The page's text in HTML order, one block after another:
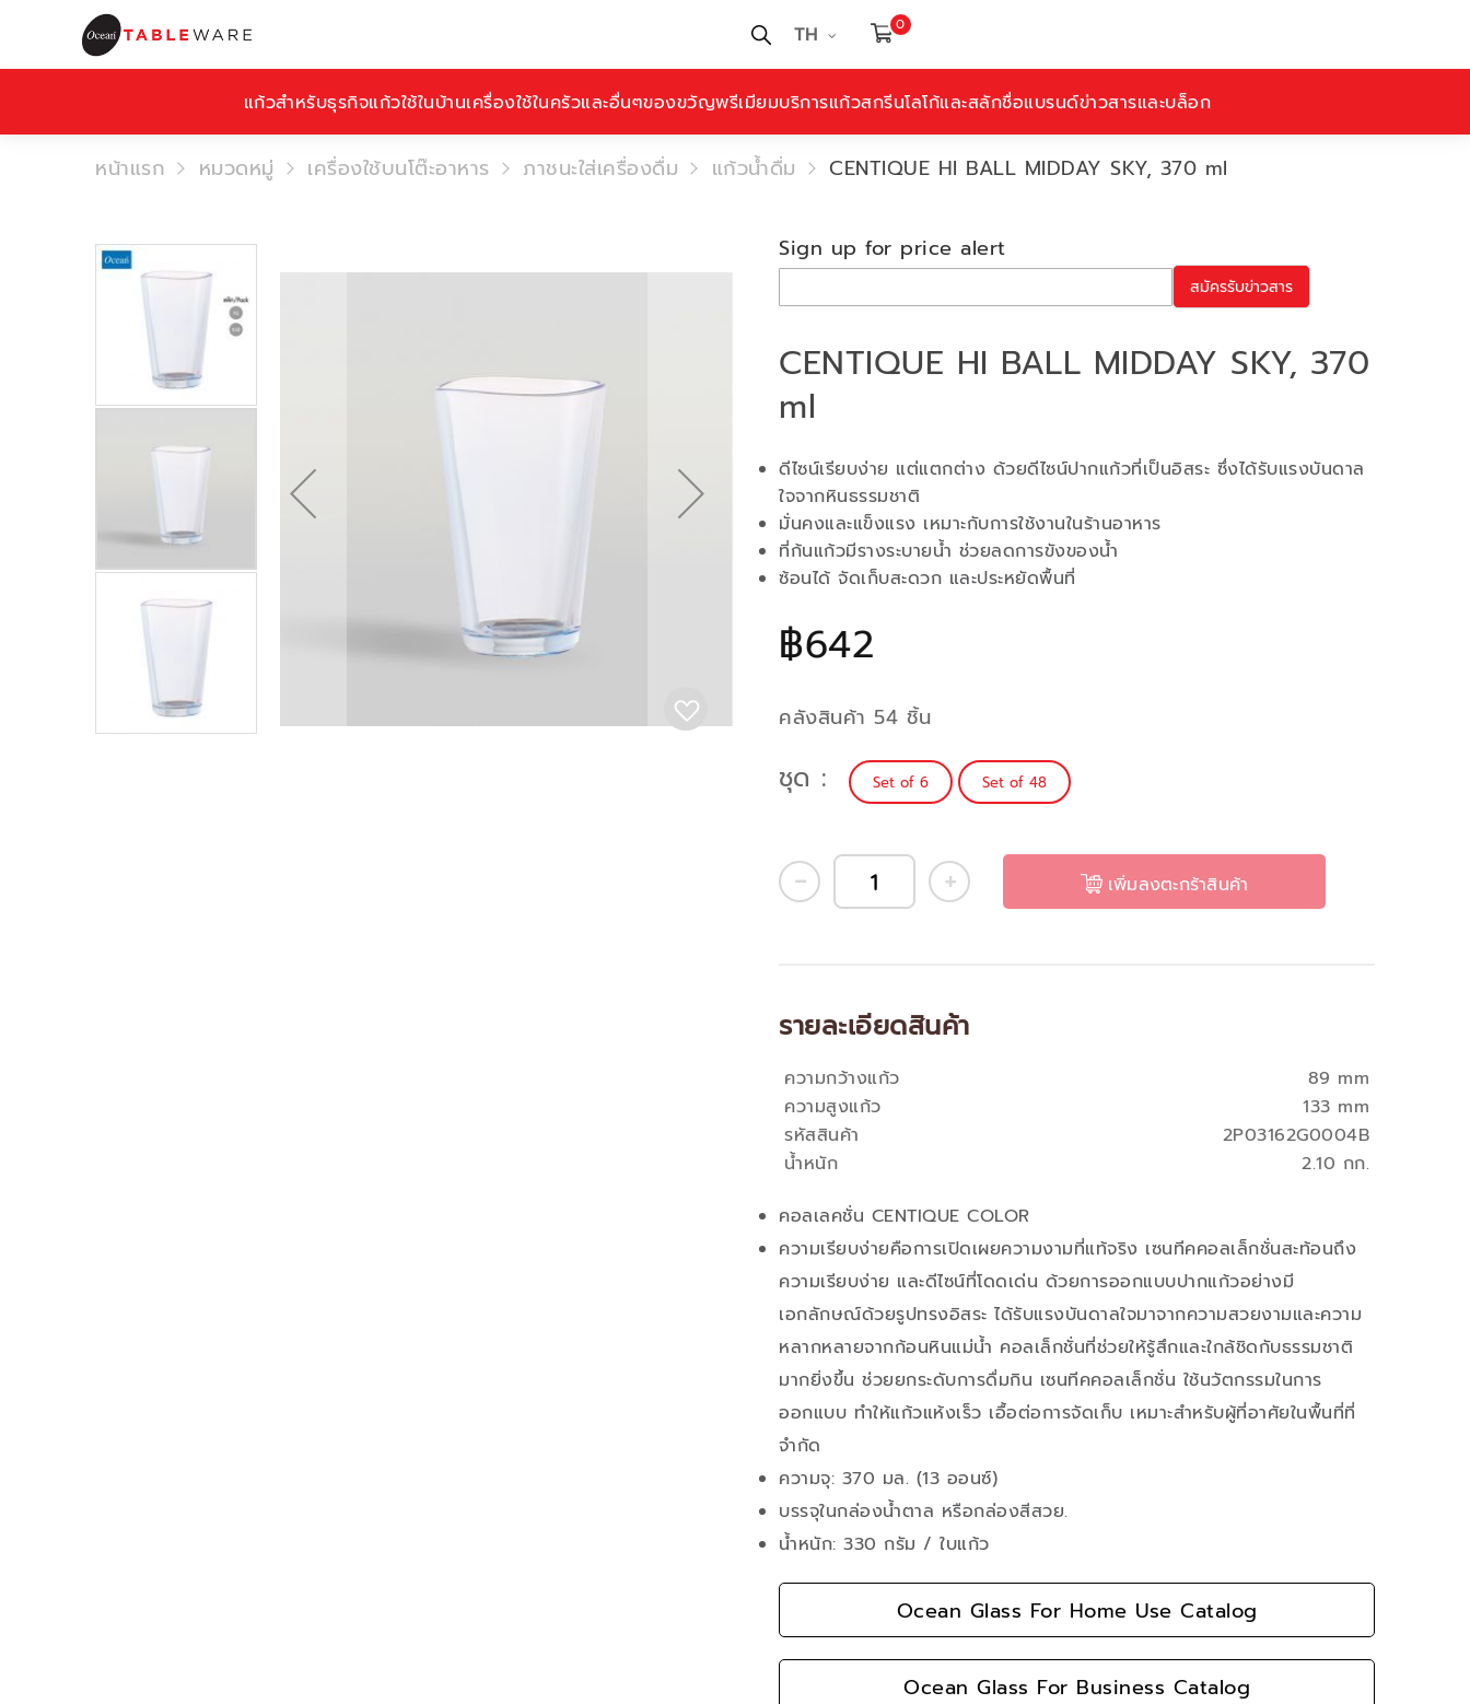
TH 0
แก้วสำหรับธุรกิจแก้วใช้ในบ้านเครื่องใช้ในครัวและอื่นๆของขวัญพรีเมียมบริการแก้วสกรีนโลโก้และสลักชื่อแบรนด์ข่าวสารและบล็อก
หน้าแรก หมวดหมู่ เครื่องใช้บนโต๊ะอาหาร ภาชนะใส่เครื่องดื่ม แก้วน้ำดื่ม CENTIQUE HI BALL MIDDAY SKY, 370 ml
CENTIQUE HI BALL MIDDAY SKY, 370
ml
฿642
คลังสินค้า 54 ชิ้น
ดีไซน์เรียบง่าย แต่แตกต่าง ด้วยดีไซน์ปากแก้วที่เป็นอิสระ ซึ่งได้รับแรงบันดาล
ใจจากหินธรรมชาติ
มั่นคงและแข็งแรง เหมาะกับการใช้งานในร้านอาหาร
ที่ก้นแก้วมีรางระบายน้ำ ช่วยลดการขังของน้ำ
ซ้อนได้ จัดเก็บสะดวก และประหยัดพื้นที่
Sign up for price alert
สมัครรับข่าวสาร
ชุด Set of 6 Set of 48
เพิ่มลงตะกร้าสินค้า
คอลเลคชั่น CENTIQUE COLOR
ความเรียบง่ายคือการเปิดเผยความงามที่แท้จริง เซนทีคคอลเล็กชั่นสะท้อนถึง
ความเรียบง่าย และดีไซน์ที่โดดเด่น ด้วยการออกแบบปากแก้วอย่างมี
เอกลักษณ์ด้วยรูปทรงอิสระ ได้รับแรงบันดาลใจมาจากความสวยงามและความ
หลากหลายจากก้อนหินแม่น้ำ คอลเล็กชั่นที่ช่วยให้รู้สึกและใกล้ชิดกับธรรมชาติ
มากยิ่งขึ้น ช่วยยกระดับการดื่มกิน เซนทีคคอลเล็กชั่น ใช้นวัตกรรมในการ
ออกแบบ ทำให้แก้วแห้งเร็ว เอื้อต่อการจัดเก็บ เหมาะสำหรับผู้ที่อาศัยในพื้นที่ที่
จำกัด
ความจุ: 370 มล. (13 ออนซ์)
บรรจุในกล่องน้ำตาล หรือกล่องสีสวย.
น้ำหนัก: 330 กรัม / ใบแก้ว
Ocean Glass For Home Use Catalog
Ocean Glass For Business Catalog
รายละเอียดสินค้า
คุณสมบัติ
ความกว้างแก้ว
89 mm
ความสูงแก้ว
133 mm
รหัสสินค้า
2P03162G0004B
น้ำหนัก
2.10 กก.